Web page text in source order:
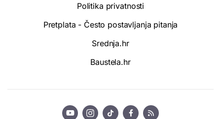
Politika privatnosti
Pretplata - Često postavljanja pitanja
Srednja.hr
Baustela.hr